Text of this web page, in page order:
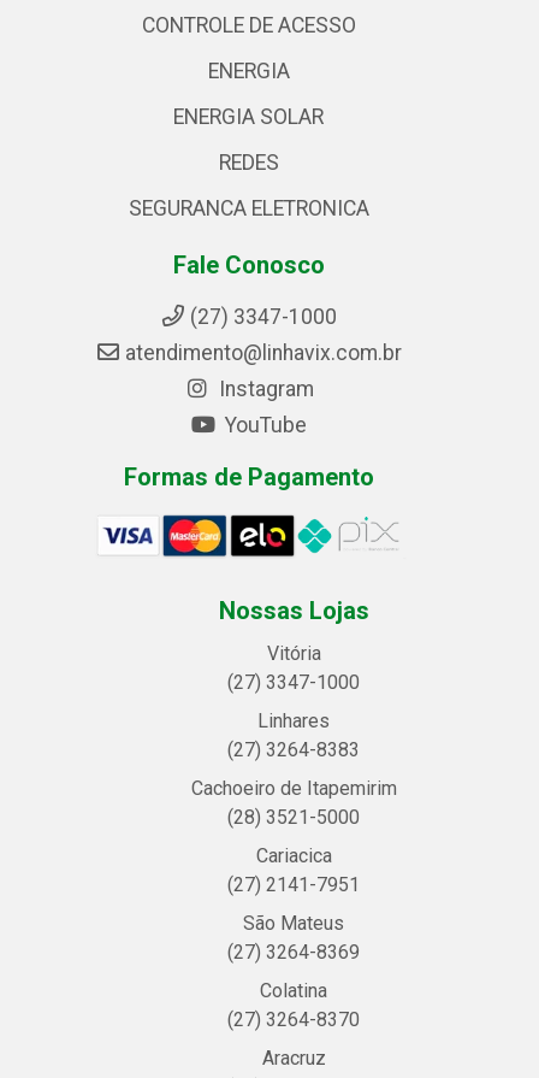
CONTROLE DE ACESSO
ENERGIA
ENERGIA SOLAR
REDES
SEGURANCA ELETRONICA
Fale Conosco
(27) 3347-1000
atendimento@linhavix.com.br
Instagram
YouTube
Formas de Pagamento
Nossas Lojas
Vitória
(27) 3347-1000
Linhares
(27) 3264-8383
Cachoeiro de Itapemirim
(28) 3521-5000
Cariacica
(27) 2141-7951
São Mateus
(27) 3264-8369
Colatina
(27) 3264-8370
Aracruz